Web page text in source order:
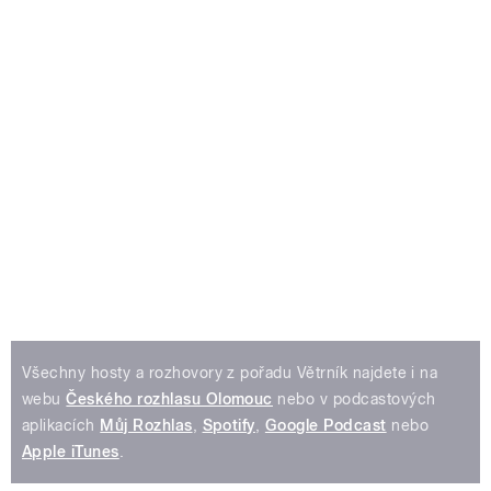
Všechny hosty a rozhovory z pořadu Větrník najdete i na
webuČeského rozhlasu Olomouc nebo v podcastových
aplikacích Můj Rozhlas, Spotify, Google Podcast nebo
Apple iTunes.